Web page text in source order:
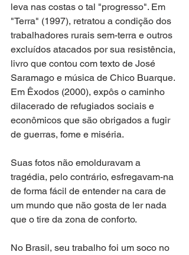
leva nas costas o tal "progresso". Em
"Terra" (1997), retratou a condição dos
trabalhadores rurais sem-terra e outros
excluídos atacados por sua resistência,
livro que contou com texto de José
Saramago e música de Chico Buarque.
Em Êxodos (2000), expôs o caminho
dilacerado de refugiados sociais e
econômicos que são obrigados a fugir
de guerras, fome e miséria.
Suas fotos não emolduravam a
tragédia, pelo contrário, esfregavam-na
de forma fácil de entender na cara de
um mundo que não gosta de ler nada
que o tire da zona de conforto.
No Brasil, seu trabalho foi um soco no